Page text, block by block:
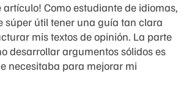
artículo! Como estudiante de idiomas,
súper útil tener una guía tan clara
mis textos de opinión. La parte
desarrollar argumentos sólidos es
necesitaba para mejorar mi